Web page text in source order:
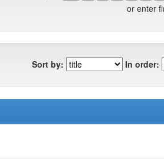
or enter
Sort by: In order: